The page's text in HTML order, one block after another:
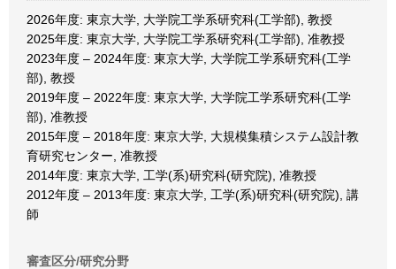
2026年度: 東京大学, 大学院工学系研究科(工学部), 教授
2025年度: 東京大学, 大学院工学系研究科(工学部), 准教授
2023年度 – 2024年度: 東京大学, 大学院工学系研究科(工学
部), 教授
2019年度 – 2022年度: 東京大学, 大学院工学系研究科(工学
部), 准教授
2015年度 – 2018年度: 東京大学, 大規模集積システム設計教
育研究センター, 准教授
2014年度: 東京大学, 工学(系)研究科(研究院), 准教授
2012年度 – 2013年度: 東京大学, 工学(系)研究科(研究院), 講
師
審査区分/研究分野